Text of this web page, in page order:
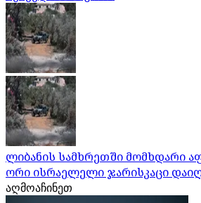
ლიბანის სამხრეთში მომხდარი
ორი ისრაელელი ჯარისკაცი
აღმოაჩინეთ